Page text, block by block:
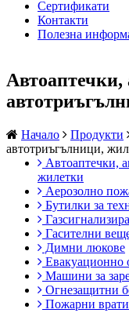
Сертификати
Контакти
Полезна
Автоаптечки,
Начало Продукти
автотриъгълници,
Автоаптечки,
жилетки
Аерозолно
Бутилки за
Гасителни
Димни люкове
Евакуационно
Машини за
Огнезащитни
Пожарни врати